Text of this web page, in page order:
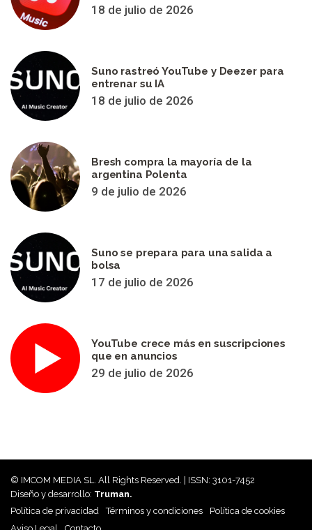
18 de julio de 2026
Suno rastreó YouTube y Deezer para
entrenar su IA
18 de julio de 2026
Bresh compra la mayoría de la
argentina Polenta
9 de julio de 2026
Suno se prepara para una salida a
bolsa
17 de julio de 2026
YouTube crece más en suscripciones
que en anuncios
29 de julio de 2026
© IMCOM MEDIA SL. All Rights Reserved. | ISSN: 3101-7452
Diseño y desarrollo: Truman.
Política de privacidad
Términos y condiciones
Política de cookies